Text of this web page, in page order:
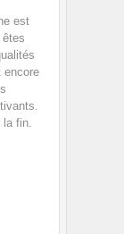
est
encore
la fin.